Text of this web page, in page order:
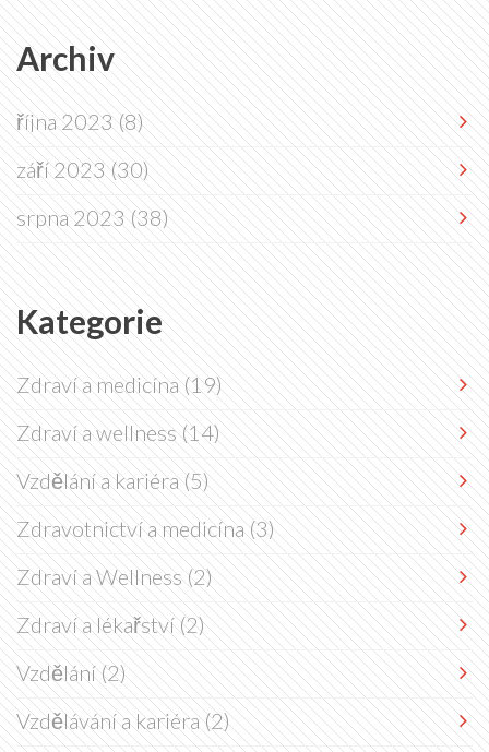
Archiv
října 2023(8)
září 2023(30)
srpna 2023(38)
Kategorie
Zdraví a medicína(19)
Zdraví a wellness(14)
Vzdělání a kariéra(5)
Zdravotnictví a medicína(3)
Zdraví a Wellness(2)
Zdraví a lékařství(2)
Vzdělání(2)
Vzdělávání a kariéra(2)